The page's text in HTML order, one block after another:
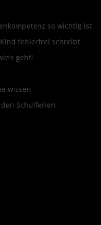
so wichtig ist
fehlerfrei schreibt
geht!
wissen
Schulferien